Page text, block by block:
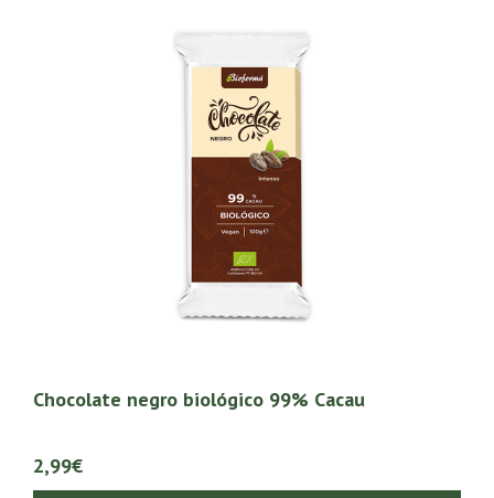
Chocolate negro biológico 99% Cacau
2,99€